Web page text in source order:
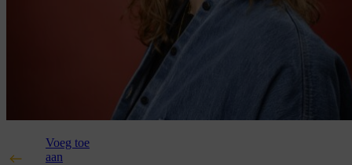
Voeg toe
aan